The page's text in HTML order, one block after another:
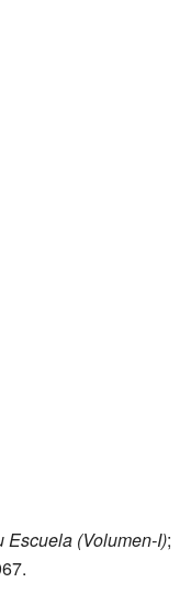
Escuela (Volumen-I);